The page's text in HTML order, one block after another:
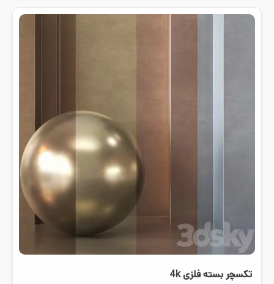
تکسچر بسته فلزی 4k